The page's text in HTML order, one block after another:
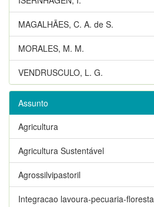
MAGALHÃES, C. A. de S.
MORALES, M. M.
VENDRUSCULO, L. G.
Assunto
Agricultura
Agricultura Sustentável
Agrossilvipastoril
Integracao lavoura-pecuaria-floresta